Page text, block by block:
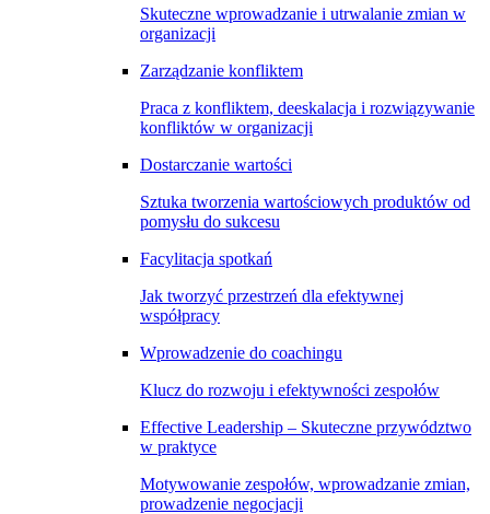
Skuteczne wprowadzanie i utrwalanie zmian w
organizacji
Zarządzanie konfliktem
Praca z konfliktem, deeskalacja i rozwiązywanie
konfliktów w organizacji
Dostarczanie wartości
Sztuka tworzenia wartościowych produktów od
pomysłu do sukcesu
Facylitacja spotkań
Jak tworzyć przestrzeń dla efektywnej
współpracy
Wprowadzenie do coachingu
Klucz do rozwoju i efektywności zespołów
Effective Leadership – Skuteczne przywództwo
w praktyce
Motywowanie zespołów, wprowadzanie zmian,
prowadzenie negocjacji